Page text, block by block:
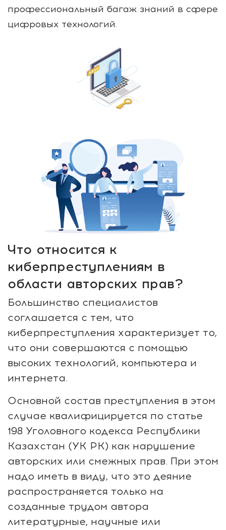
профессиональный багаж знаний в сфере
цифровых технологий.
Что относится к
киберпреступлениям в
области авторских прав?
Большинство специалистов
соглашается с тем, что
киберпреступления характеризует то,
что они совершаются с помощью
высоких технологий, компьютера и
интернета.
Основной состав преступления в этом
случае квалифицируется по статье
198 Уголовного кодекса Республики
Казахстан (УК РК) как нарушение
авторских или смежных прав. При этом
надо иметь в виду, что это деяние
распространяется только на
созданные трудом автора
литературные, научные или